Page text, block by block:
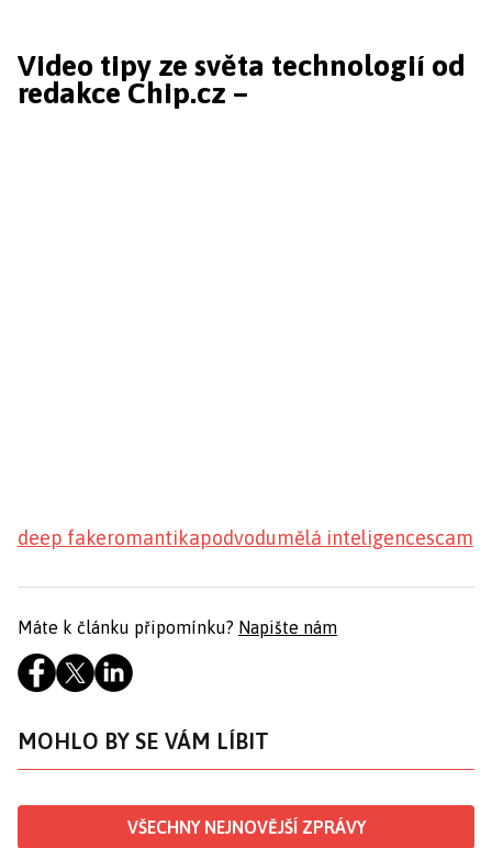
Video tipy ze světa technologií od
redakce Chip.cz –
deep fakeromantikapodvodumělá inteligencescam
Máte k článku připomínku? Napište nám
MOHLO BY SE VÁM LÍBIT
VŠECHNY NEJNOVĚJŠÍ ZPRÁVY